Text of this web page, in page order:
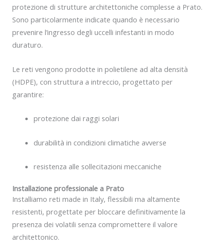
protezione di strutture architettoniche complesse a Prato.
Sono particolarmente indicate quando è necessario
prevenire l’ingresso degli uccelli infestanti in modo
duraturo.
Le reti vengono prodotte in polietilene ad alta densità
(HDPE), con struttura a intreccio, progettato per
garantire:
protezione dai raggi solari
durabilità in condizioni climatiche avverse
resistenza alle sollecitazioni meccaniche
Installazione professionale a Prato
Installiamo reti made in Italy, flessibili ma altamente
resistenti, progettate per bloccare definitivamente la
presenza dei volatili senza compromettere il valore
architettonico.